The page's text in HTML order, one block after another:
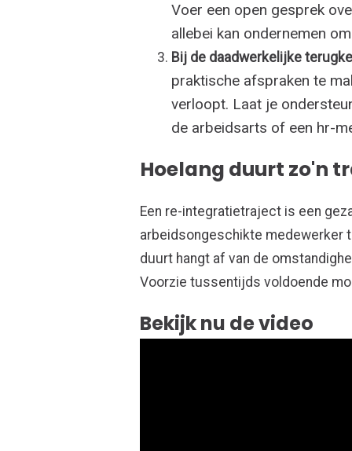
Voer een open gesprek
allebei kan ondernemen
Bij de daadwerkelijke
praktische afspraken te
verloopt. Laat je
de arbeidsarts of een hr-
Hoelang duurt zo'n
Een re-integratietraject is een
arbeidsongeschikte medewerker
duurt hangt af van de
Voorzie tussentijds voldoende
Bekijk nu de video